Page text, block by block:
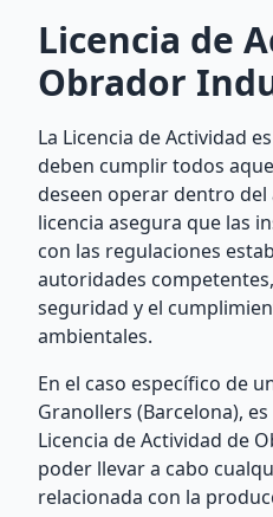
Licencia de
Obrador
La Licencia de Actividad
deben cumplir todos
deseen operar dentro
licencia asegura que las
con las regulaciones
autoridades
seguridad y el
ambientales.
En el caso específico de
Granollers (Barcelona),
Licencia de Actividad de
poder llevar a cabo
relacionada con la